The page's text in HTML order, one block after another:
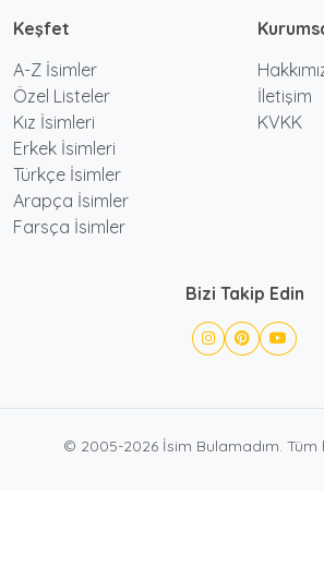
Keşfet
A-Z İsimler
Özel Listeler
Kız İsimleri
Erkek İsimleri
Türkçe İsimler
Arapça İsimler
Farsça İsimler
İletişim
KVKK
Bizi Takip Edin
© 2005-2026 İsim Bulamadım. Tüm